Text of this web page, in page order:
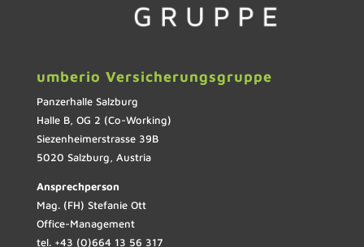
umberio Versicherungsgruppe
Panzerhalle Salzburg
Halle B, OG 2 (Co-Working)
Siezenheimerstrasse 39B
5020 Salzburg, Austria
Ansprechperson
Mag. (FH) Stefanie Ott
Office-Management
tel. +43 (0)664 13 56 317